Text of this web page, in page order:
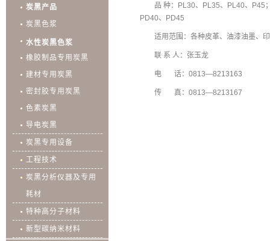
炭黑产品
炭黑色浆
水性炭黑色浆
橡胶制品专用炭黑
建材专用炭黑
密封胶专用炭黑
色素炭黑
导电炭黑
炭黑专用设备
工程技术
炭黑分析仪器及专用
耗材
特种高分子材料
新型碳纳米材料
品 种：PL30、PL35、PL40、P45
PD40、PD45
适用范围：各种皮革、油漆油墨、
联 系 人：张玉龙
电 话：0813—8213163
传 真：0813—8213167